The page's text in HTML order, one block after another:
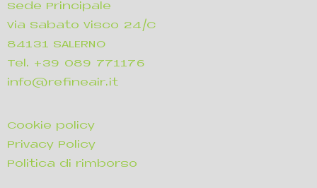
Sede Principale
Via Sabato Visco 24/C
84131 SALERNO
Tel. +39 089 771176
info@refineair.it
Cookie policy
Privacy Policy
Politica di rimborso